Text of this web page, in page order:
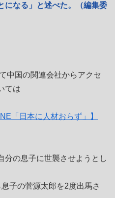
になる」と述べた。（編集委
中国の関連会社からアクセ
ては
「日本に人材おらず」】
分の息子に世襲させようとし
子の菅源太郎を2度出馬さ